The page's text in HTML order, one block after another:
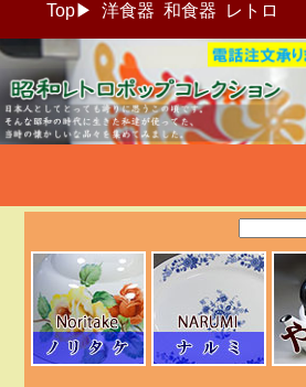
Top▶ 洋食器 和食器 レトロ
昭和レトロポッ
貨通販＠フ